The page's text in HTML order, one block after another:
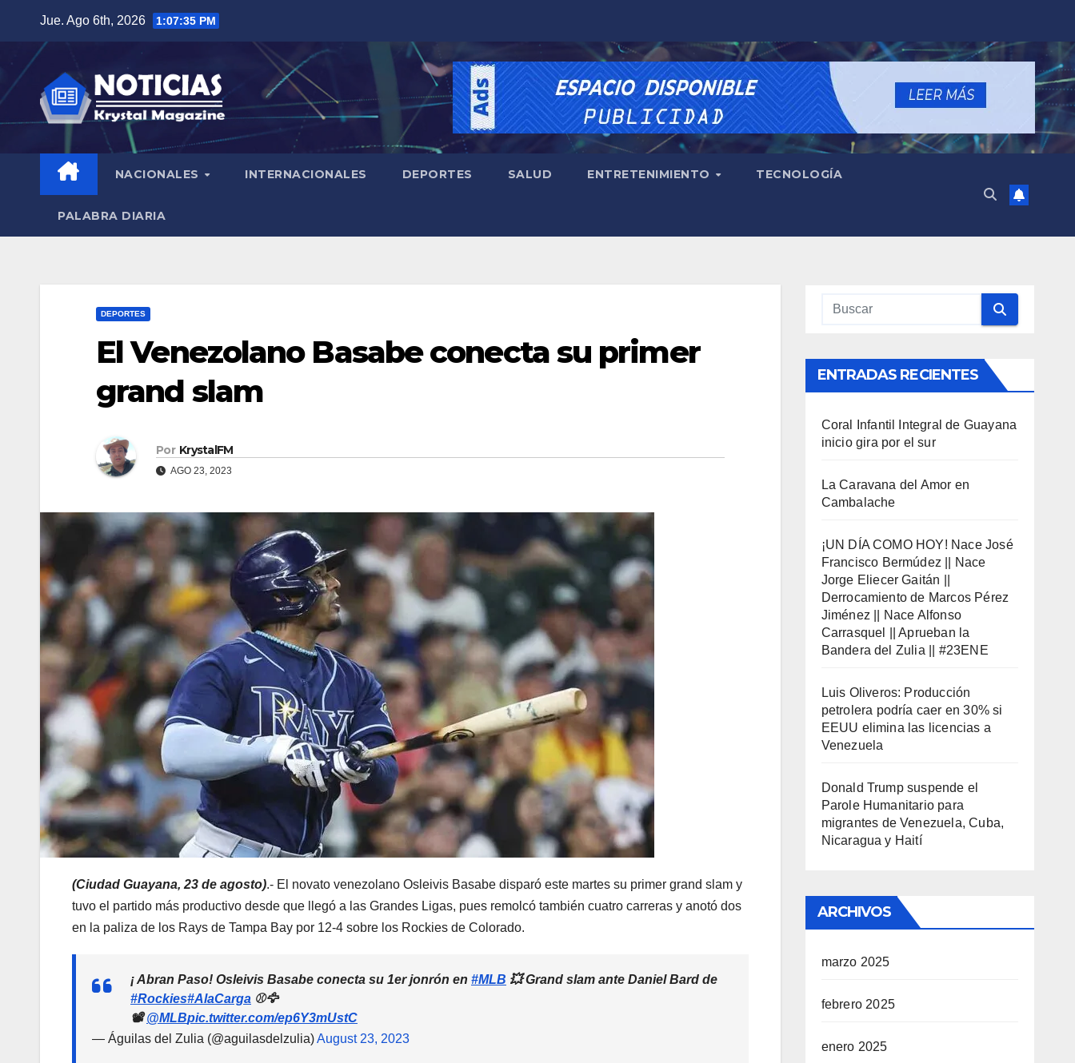
contenido
Jue. Ago 6th, 2026 1:07:36 PM
NACIONALES INTERNACIONALES DEPORTES SALUD ENTRETENIMIENTO TECNOLOGÍA
PALABRA DIARIA
DEPORTES
El Venezolano Basabe conecta su primer
grand slam
Por KrystalFM
AGO 23, 2023
(Ciudad Guayana, 23 de agosto).- El novato venezolano Osleivis Basabe disparó este martes su primer grand slam y
tuvo el partido más productivo desde que llegó a las Grandes Ligas, pues remolcó también cuatro carreras y anotó dos
en la paliza de los Rays de Tampa Bay por 12-4 sobre los Rockies de Colorado.
¡ Abran Paso! Osleivis Basabe conecta su 1er jonrón en #MLB 💥 Grand slam ante Daniel Bard de
#Rockies#AlaCarga ⚾🦅
📽️@MLBpic.twitter.com/ep6Y3mUstC
— Águilas del Zulia (@aguilasdelzulia)August 23, 2023
ENTRADAS RECIENTES
Coral Infantil Integral de Guayana
inicio gira por el sur
La Caravana del Amor en
Cambalache
¡UN DÍA COMO HOY! Nace José
Francisco Bermúdez || Nace
Jorge Eliecer Gaitán ||
Derrocamiento de Marcos Pérez
Jiménez || Nace Alfonso
Carrasquel || Aprueban la
Bandera del Zulia || #23ENE
Luis Oliveros: Producción
petrolera podría caer en 30% si
EEUU elimina las licencias a
Venezuela
Donald Trump suspende el
Parole Humanitario para
migrantes de Venezuela, Cuba,
Nicaragua y Haití
ARCHIVOS
marzo 2025
febrero 2025
enero 2025